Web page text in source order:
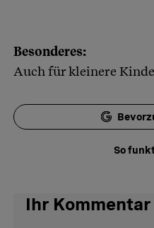
Besonderes:
Auch für kleinere
So
Ihr Kommentar